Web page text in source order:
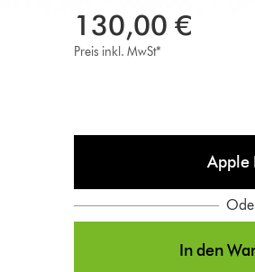
130,00 €
Preis inkl. MwSt*
Apple
In den